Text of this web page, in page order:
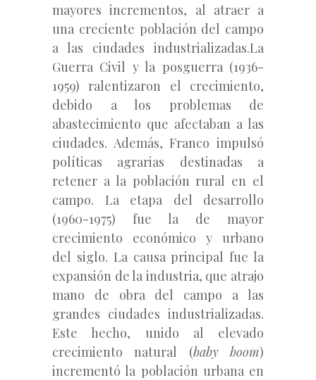
mayores incrementos, al atraer a
una creciente población del campo
a las ciudades industrializadas.La
Guerra Civil y la posguerra (1936-
1959) ralentizaron el crecimiento,
debido a los problemas de
abastecimiento que afectaban a las
ciudades. Además, Franco impulsó
políticas agrarias destinadas a
retener a la población rural en el
campo. La etapa del desarrollo
(1960-1975) fue la de mayor
crecimiento económico y urbano
del siglo. La causa principal fue la
expansión de la industria, que atrajo
mano de obra del campo a las
grandes ciudades industrializadas.
Este hecho, unido al elevado
crecimiento natural (baby boom)
incrementó la población urbana en